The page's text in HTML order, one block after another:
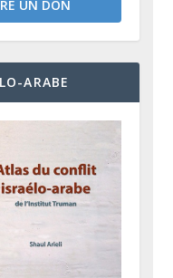
UN DON
ARABE